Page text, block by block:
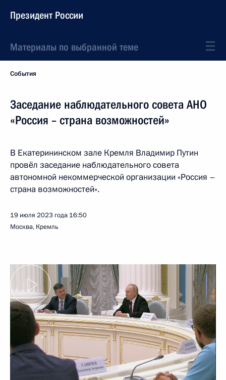
Президент России
Материалы по выбранной теме
События
Заседание наблюдательного совета АНО
«Россия – страна возможностей»
В Екатерининском зале Кремля Владимир Путин
провёл заседание наблюдательного совета
автономной некоммерческой организации «Россия –
страна возможностей».
19 июля 2023 года 16:50
Москва, Кремль